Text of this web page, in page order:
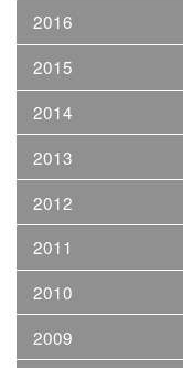
2016
2015
2014
2013
2012
2011
2010
2009